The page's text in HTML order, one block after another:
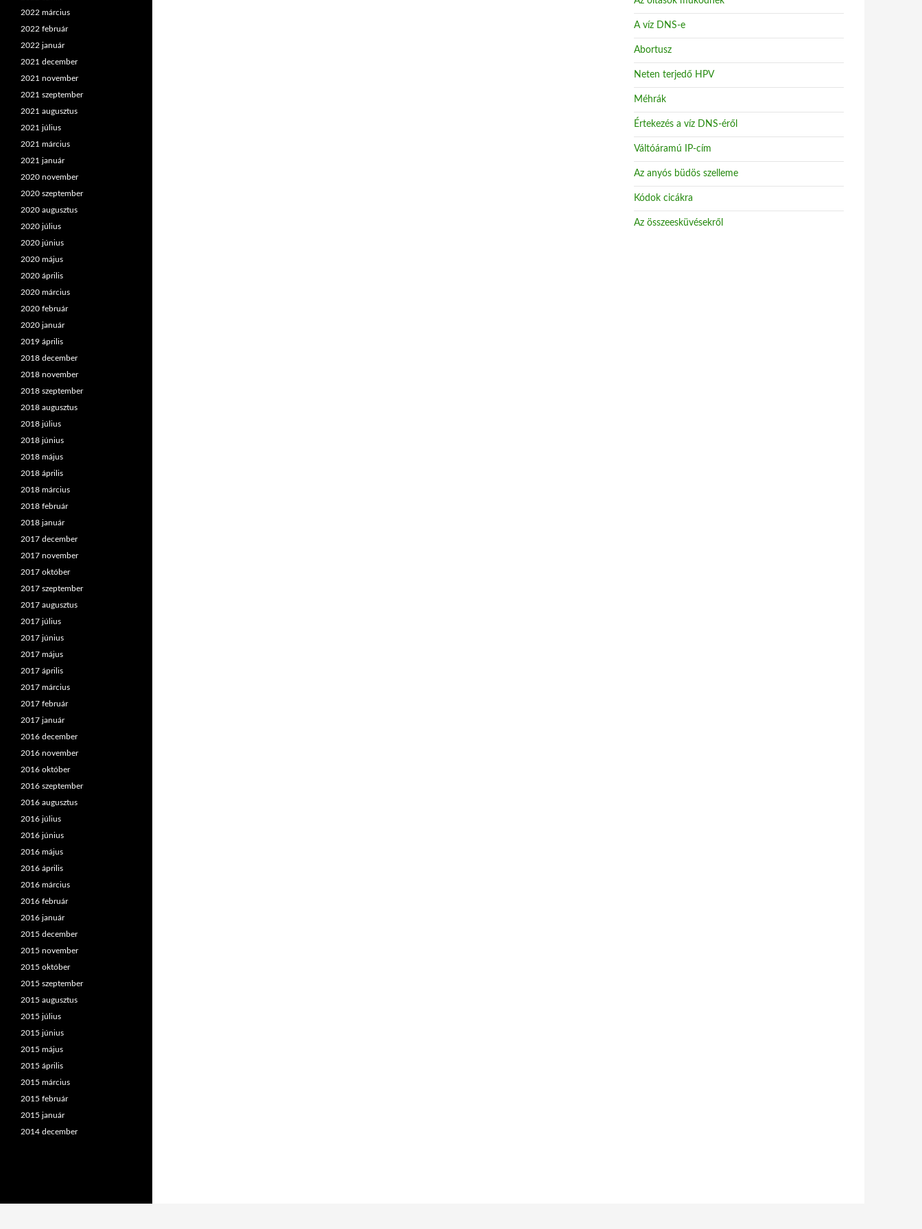
A víz DNS-e
Abortusz
Neten terjedő HPV
Méhrák
Értekezés a víz DNS-éről
Váltóáramú IP-cím
Az anyós büdös szelleme
Kódok cicákra
Az összeesküvésekről
2022 március
2022 február
2022 január
2021 december
2021 november
2021 szeptember
2021 augusztus
2021 július
2021 március
2021 január
2020 november
2020 szeptember
2020 augusztus
2020 július
2020 június
2020 május
2020 április
2020 március
2020 február
2020 január
2019 április
2018 december
2018 november
2018 szeptember
2018 augusztus
2018 július
2018 június
2018 május
2018 április
2018 március
2018 február
2018 január
2017 december
2017 november
2017 október
2017 szeptember
2017 augusztus
2017 július
2017 június
2017 május
2017 április
2017 március
2017 február
2017 január
2016 december
2016 november
2016 október
2016 szeptember
2016 augusztus
2016 július
2016 június
2016 május
2016 április
2016 március
2016 február
2016 január
2015 december
2015 november
2015 október
2015 szeptember
2015 augusztus
2015 július
2015 június
2015 május
2015 április
2015 március
2015 február
2015 január
2014 december